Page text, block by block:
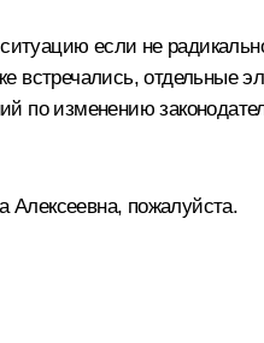
если не
отдельные
по изменению
Алексеевна, пожалуйста.